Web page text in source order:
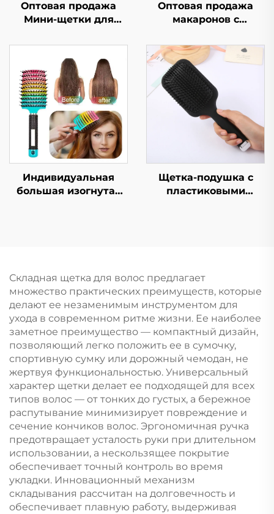
Оптовая продажа
Мини-щетки для
выпрямления
вьющихся волос для
детей Пластиковая
нейлоновая
маленькая
массажная щетка для
головы
Оптовая продажа
макаронов с
безопасности, щетка
для волос для
студентов,
портативная
воздушная щетка для
женщин, массажная
щетка
Индивидуальная
большая изогнутая
ребристый логотип в
комплекте
Щетка-подушка с
пластиковыми
Складная щетка для волос предлагает
множество практических преимуществ, которые
делают ее незаменимым инструментом для
ухода в современном ритме жизни. Ее наиболее
заметное преимущество — компактный дизайн,
позволяющий легко положить ее в сумочку,
спортивную сумку или дорожный чемодан, не
жертвуя функциональностью. Универсальный
характер щетки делает ее подходящей для всех
типов волос — от тонких до густых, а бережное
распутывание минимизирует повреждение и
сечение кончиков волос. Эргономичная ручка
предотвращает усталость руки при длительном
использовании, а нескользящее покрытие
обеспечивает точный контроль во время
укладки. Инновационный механизм
складывания рассчитан на долговечность и
обеспечивает плавную работу, выдерживая